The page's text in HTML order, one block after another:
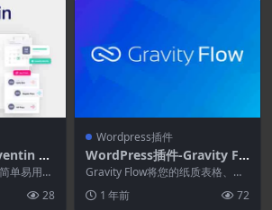
Br
单易用的
28
Wordpress插件
WordPress插件-Gravity Fl
ow 2.9.15–业务流程自动化
Gravity Flow将您的纸质表格、列
表、后续电话和电子邮件转变为高
效的工作...
1 年前 72